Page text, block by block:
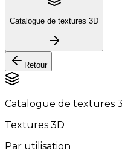
Catalogue de textures 3D
Retour
Catalogue de textures
Textures 3D
Par utilisation